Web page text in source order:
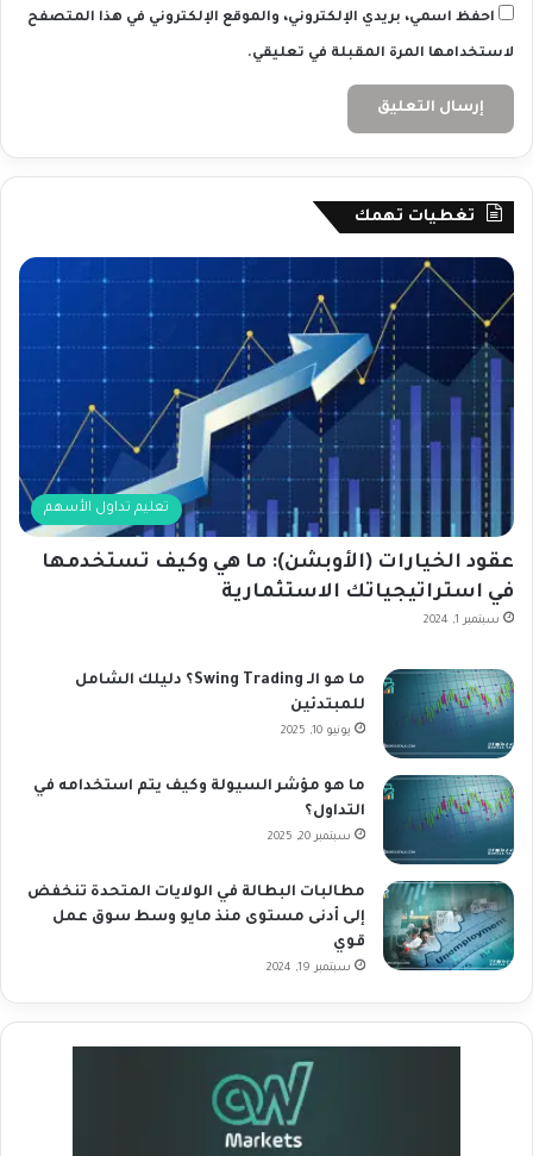
احفظ اسمي، بريدي الإلكتروني، والموقع الإلكتروني في هذا المتصفح
لاستخدامها المرة المقبلة في تعليقي.
تغطيات تهمك
تعليم تداول الأسهم
عقود الخيارات (الأوبشن): ما هي وكيف تستخدمها
في استراتيجياتك الاستثمارية
سبتمبر 1, 2024
ما هو الـ Swing Trading؟ دليلك الشامل
للمبتدئين
يونيو 10, 2025
ما هو مؤشر السيولة وكيف يتم استخدامه في
التداول؟
سبتمبر 20, 2025
مطالبات البطالة في الولايات المتحدة تنخفض
إلى أدنى مستوى منذ مايو وسط سوق عمل
قوي
سبتمبر 19, 2024